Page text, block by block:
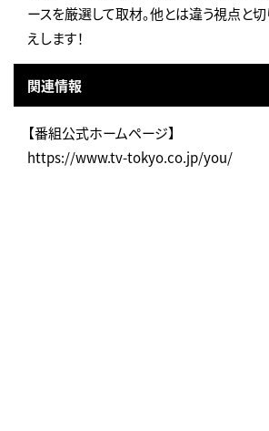
ースを厳選して取材。他とは違う視点と
えします！
関連情報
【番組公式ホームページ】
https://www.tv-tokyo.co.jp/you/